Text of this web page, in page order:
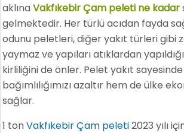
aklınaVakfıkebir Çam peleti ne kadar
gelmektedir. Her türlü acıdan fayda
odunu peletleri, diğer yakıt türleri gibi
yaymaz ve yapıları atıklardan
kirliliğini de önler. Pelet yakıt
bağımlılığımızı azaltır hem de ülke
sağlar.
1 tonVakfıkebir Çam peleti2023 yılı